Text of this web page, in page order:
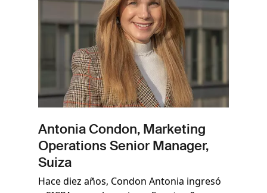
Antonia Condon, Marketing
Operations Senior Manager,
Suiza
Hace diez años, Condon Antonia ingresó